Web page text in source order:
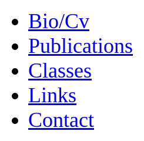
Bio/Cv
Publications
Classes
Links
Contact